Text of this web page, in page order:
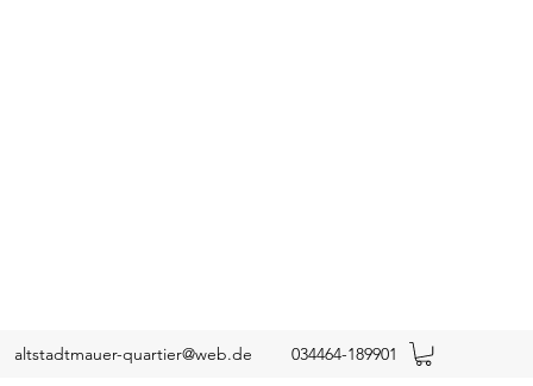
altstadtmauer-quartier@web.de 034464-189901